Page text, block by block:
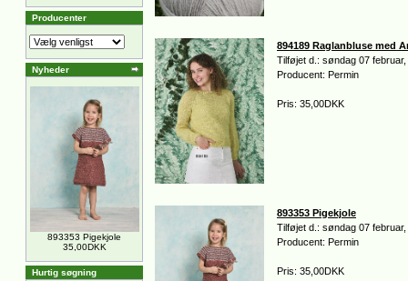
Producenter
Nyheder
893353 Pigekjole
35,00DKK
Hurtig søgning
894189 Raglanbluse med
Tilføjet d.: søndag 07 februar,
Producent: Permin
Pris: 35,00DKK
893353 Pigekjole
Tilføjet d.: søndag 07 februar,
Producent: Permin
Pris: 35,00DKK